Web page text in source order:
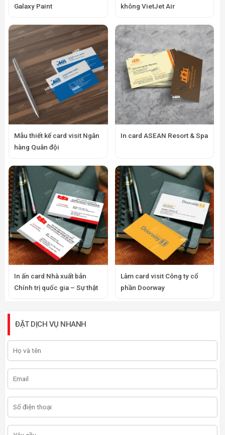
Galaxy Paint
không VietJet Air
Mẫu thiết kế card visit Ngân
hàng Quân đội
In card ASEAN Resort & Spa
In ấn card Nhà xuất bản
Chính trị quốc gia – Sự thật
Làm card visit Công ty cổ
phần Doorway
ĐẶT DỊCH VỤ NHANH